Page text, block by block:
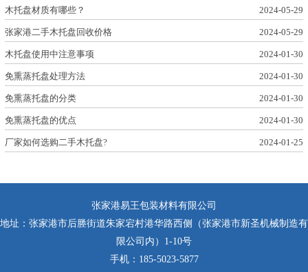
木托盘材质有哪些？ 2024-05-29
张家港二手木托盘回收价格 2024-05-29
木托盘使用中注意事项 2024-01-30
免熏蒸托盘处理方法 2024-01-30
免熏蒸托盘的分类 2024-01-30
免熏蒸托盘的优点 2024-01-30
厂家如何选购二手木托盘? 2024-01-25
张家港易王包装材料有限公司
地址：张家港市后塍街道朱家宕村港华路西侧（张家港市新圣机械制造有
限公司内）1-10号
手机：185-5023-5877